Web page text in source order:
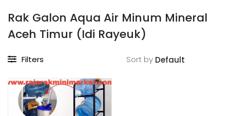
Rak Galon Aqua Air Minum Mineral
Aceh Timur (Idi Rayeuk)
Filters Sort by